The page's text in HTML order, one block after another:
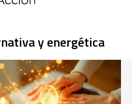
y energética